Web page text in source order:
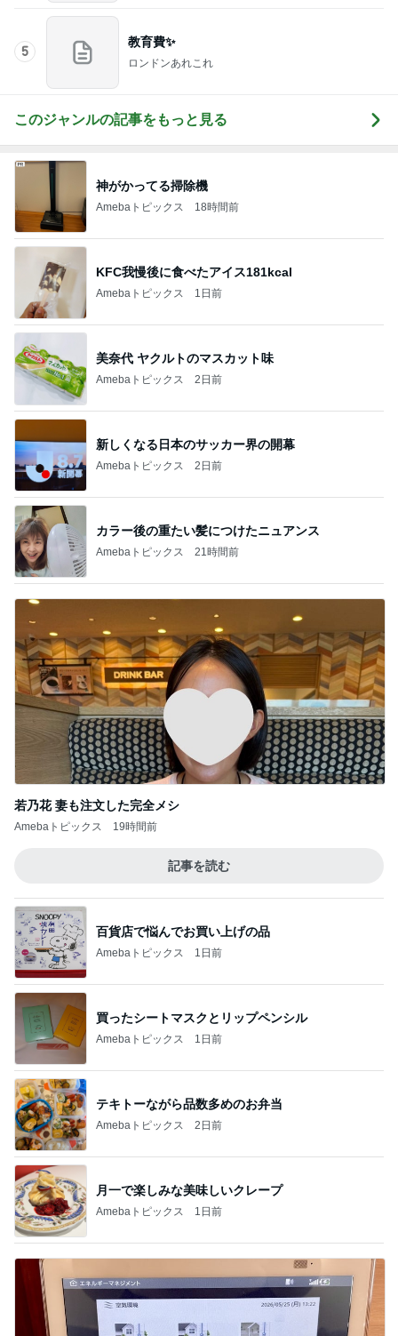
5
教育費✨
ロンドンあれこれ
このジャンルの記事をもっと見る
神がかってる掃除機
Amebaトピックス 18時間前
KFC我慢後に食べたアイス181kcal
Amebaトピックス 1日前
美奈代 ヤクルトのマスカット味
Amebaトピックス 2日前
新しくなる日本のサッカー界の開幕
Amebaトピックス 2日前
カラー後の重たい髪につけたニュアンス
Amebaトピックス 21時間前
若乃花 妻も注文した完全メシ
Amebaトピックス 19時間前
記事を読む
百貨店で悩んでお買い上げの品
Amebaトピックス 1日前
買ったシートマスクとリップペンシル
Amebaトピックス 1日前
テキトーながら品数多めのお弁当
Amebaトピックス 2日前
月一で楽しみな美味しいクレープ
Amebaトピックス 1日前